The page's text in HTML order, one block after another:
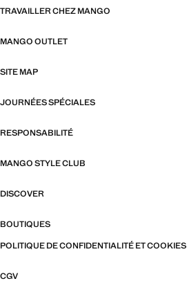
TRAVAILLER CHEZ MANGO
MANGO OUTLET
SITE MAP
JOURNÉES SPÉCIALES
RESPONSABILITÉ
MANGO STYLE CLUB
DISCOVER
BOUTIQUES
POLITIQUE DE CONFIDENTIALITÉ ET COOKIES
CGV